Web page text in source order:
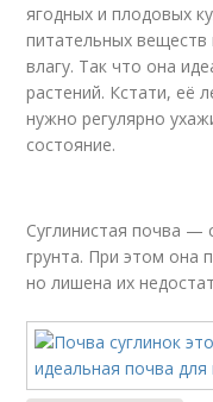
ягодных и плодовых
питательных веществ
влагу. Так что она
растений. Кстати, её
нужно регулярно
состояние.
Суглинистая почва —
грунта. При этом она
но лишена их